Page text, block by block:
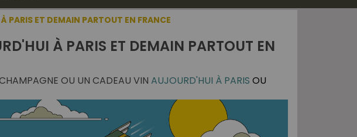
PARIS ET DEMAIN PARTOUT EN FRANCE
À PARIS ET DEMAIN PARTOUT EN
OU UN CADEAU VINAUJOURD'HUI À PARIS OU